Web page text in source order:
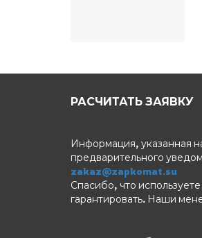
РАСЧИТАТЬ ЗАЯВКУ
Информация, указанная
предварительного
zakaz@zapkomat.su
Спасибо, что
гарантировать. Наши